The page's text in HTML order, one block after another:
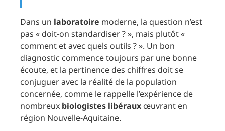
Dans un laboratoire moderne, la question n’est
pas « doit-on standardiser ? », mais plutôt «
comment et avec quels outils ? ». Un bon
diagnostic commence toujours par une bonne
écoute, et la pertinence des chiffres doit se
conjuguer avec la réalité de la population
concernée, comme le rappelle l’expérience de
nombreux biologistes libérauxœuvrant en
région Nouvelle-Aquitaine.